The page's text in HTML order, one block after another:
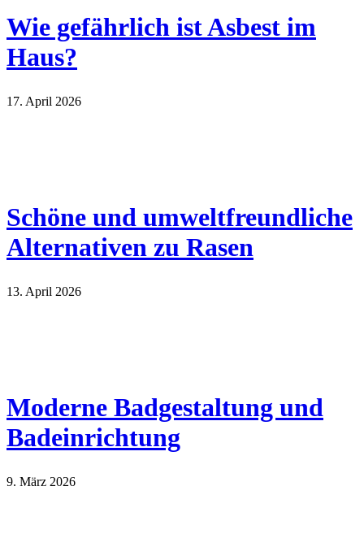
Wie gefährlich ist Asbest im
Haus?
17. April 2026
Schöne und umweltfreundliche
Alternativen zu Rasen
13. April 2026
Moderne Badgestaltung und
Badeinrichtung
9. März 2026